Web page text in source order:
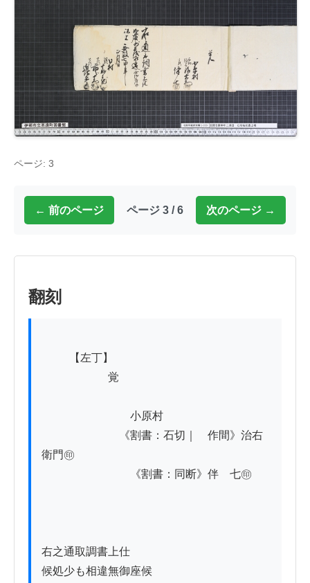
ページ: 3
← 前のページ ページ 3 / 6 次のページ →
翻刻
覚
小原村
《割書：石切｜　作間》治右
衛門㊞
《割書：同断》伴　七㊞
右之通取調書上仕
候処少も相違無御座候